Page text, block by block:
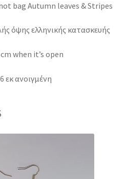
bag Autumn leaves & Stripes
όψης ελληνικής κατασκευής
when it’s open
εκ ανοιγμένη